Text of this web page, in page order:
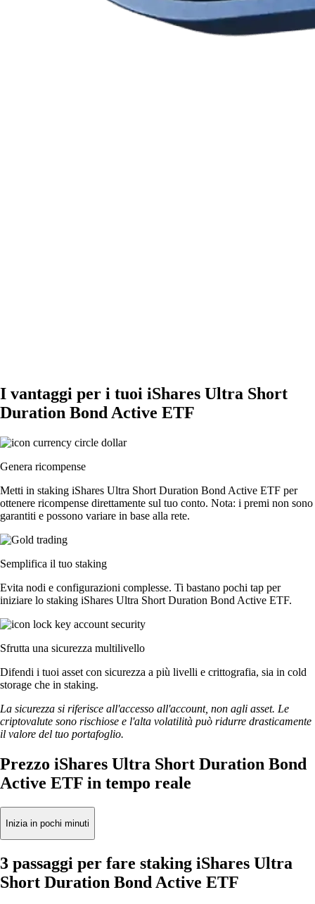
I vantaggi per i tuoi iShares Ultra Short
Duration Bond Active ETF
Genera ricompense
Metti in staking iShares Ultra Short Duration Bond Active ETF per
ottenere ricompense direttamente sul tuo conto. Nota: i premi non sono
garantiti e possono variare in base alla rete.
Semplifica il tuo staking
Evita nodi e configurazioni complesse. Ti bastano pochi tap per
iniziare lo staking iShares Ultra Short Duration Bond Active ETF.
Sfrutta una sicurezza multilivello
Difendi i tuoi asset con sicurezza a più livelli e crittografia, sia in cold
storage che in staking.
La sicurezza si riferisce all'accesso all'account, non agli asset. Le
criptovalute sono rischiose e l'alta volatilità può ridurre drasticamente
il valore del tuo portafoglio.
Prezzo iShares Ultra Short Duration Bond
Active ETF in tempo reale
Inizia in pochi minuti
3 passaggi per fare staking iShares Ultra
Short Duration Bond Active ETF